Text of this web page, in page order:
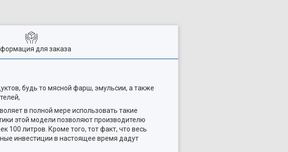
для заказа
будь то мясной фарш, эмульсии, а также
в полной мере использовать такие
этой модели позволяют производителю
100 литров. Кроме того, тот факт, что весь
инвестиции в настоящее время дадут